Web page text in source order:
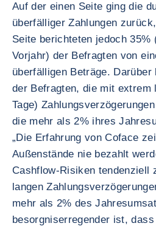
Auf der einen Seite ging die
überfälliger Zahlungen
Seite berichteten jedoch 35%
Vorjahr) der Befragten von
überfälligen Beträge.
der Befragten, die mit extrem
Tage)
die mehr als 2% ihres
„Die Erfahrung von Coface
Außenstände nie bezahlt
Cashflow-Risiken tendenziell
langen
mehr als 2% des
besorgniserregender ist,